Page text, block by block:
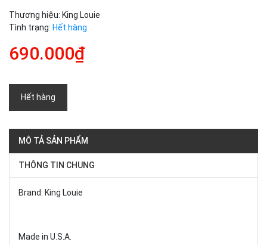
Thương hiệu: King Louie
Tình trạng: Hết hàng
690.000₫
Hết hàng
MÔ TẢ SẢN PHẨM
THÔNG TIN CHUNG
Brand: King Louie
Made in U.S.A.